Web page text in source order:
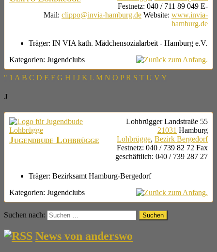
Festnetz: 040 / 711 89 049 E-
Mail: clippo@invia-hamburg.de Website: www.invia-
hamburg.de
Träger: IN VIA kath. Mädchensozialarbeit - Hamburg e.V.
Kategorien: Jugendclubs
" 1 A B C D E F G H I J K L M N O P R S T U V Y
J
Jugendbude Lohbrügge
Lohbrügger Landstraße 55
21031 Hamburg
Lohbrügge, Bezirk Bergedorf
Festnetz: 040 / 739 82 72 Fax
geschäftlich: 040 / 739 287 27
Träger: Bezirksamt Hamburg-Bergedorf
Kategorien: Jugendclubs
Suchen nach:
News von anderswo